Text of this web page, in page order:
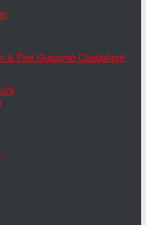
& Pier Giacomo Castiglioni